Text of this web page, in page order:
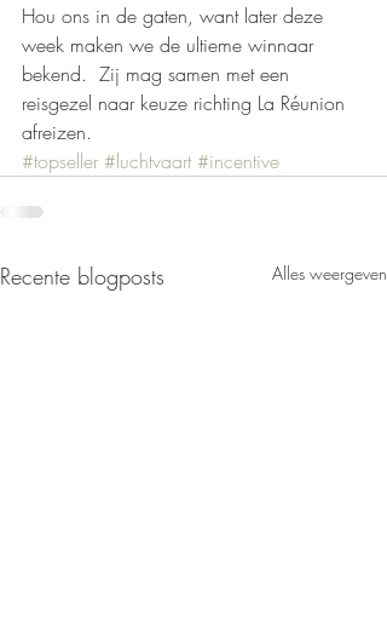
Hou ons in de gaten, want later deze
week maken we de ultieme winnaar
bekend.  Zij mag samen met een
reisgezel naar keuze richting La Réunion
afreizen.
#topseller #luchtvaart #incentive
Recente blogposts Alles weergeven